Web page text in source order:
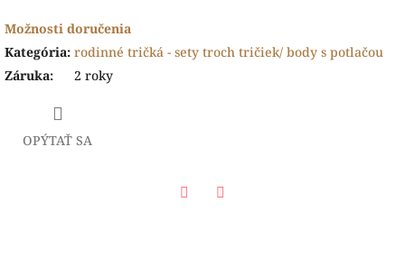
Možnosti doručenia
Kategória: rodinné tričká - sety troch tričiek/ body s potlačou
Záruka: 2 roky
OPÝTAŤ SA